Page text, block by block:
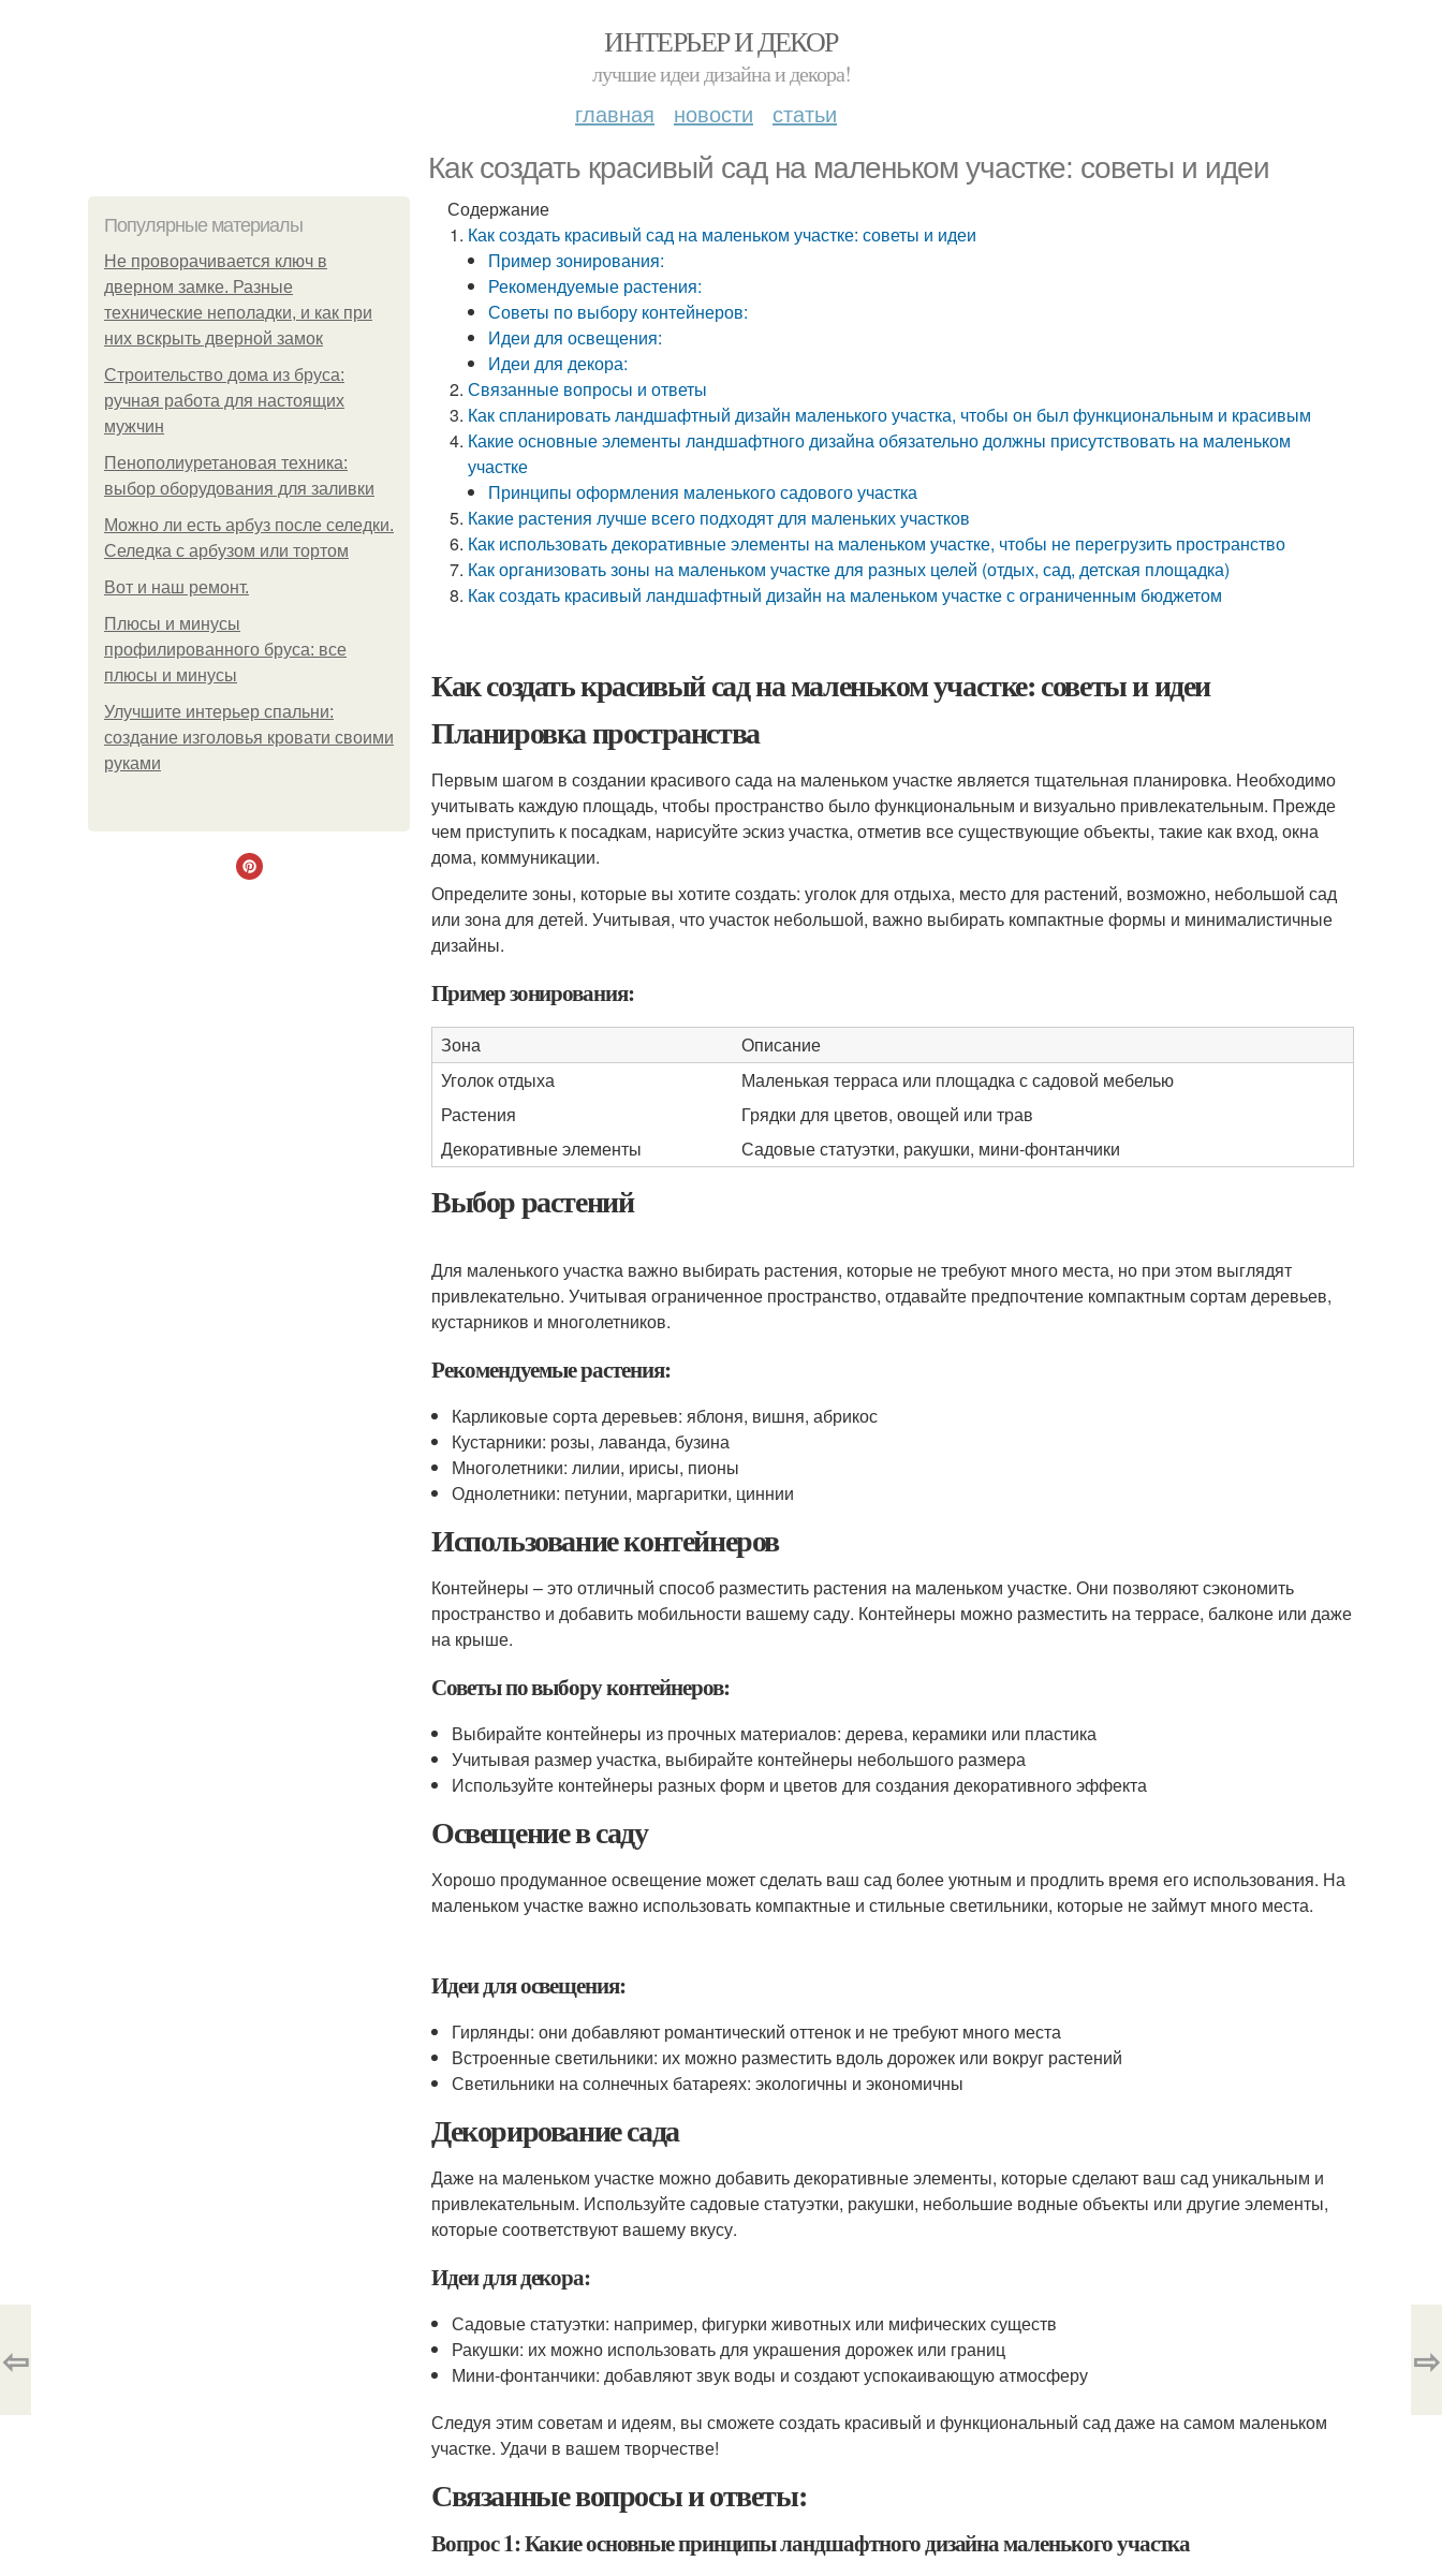
ИНТЕРЬЕР И ДЕКОР
лучшие идеи дизайна и декора!
главная новости статьи
Как создать красивый сад на маленьком участке: советы и идеи
Популярные материалы
Не проворачивается ключ в
дверном замке. Разные
технические неполадки, и как при
них вскрыть дверной замок
Строительство дома из бруса:
ручная работа для настоящих
мужчин
Пенополиуретановая техника:
выбор оборудования для заливки
Можно ли есть арбуз после селедки.
Селедка с арбузом или тортом
Boт и наш ремoнт.
Плюсы и минусы
профилированного бруса: все
плюсы и минусы
Улучшите интерьер спальни:
создание изголовья кровати своими
руками
Содержание
Как создать красивый сад на маленьком участке: советы и идеи
Пример зонирования:
Рекомендуемые растения:
Советы по выбору контейнеров:
Идеи для освещения:
Идеи для декора:
Связанные вопросы и ответы
Как спланировать ландшафтный дизайн маленького участка, чтобы он был функциональным и красивым
Какие основные элементы ландшафтного дизайна обязательно должны присутствовать на маленьком
участке
Принципы оформления маленького садового участка
Какие растения лучше всего подходят для маленьких участков
Как использовать декоративные элементы на маленьком участке, чтобы не перегрузить пространство
Как организовать зоны на маленьком участке для разных целей (отдых, сад, детская площадка)
Как создать красивый ландшафтный дизайн на маленьком участке с ограниченным бюджетом
Как создать красивый сад на маленьком участке: советы и идеи
Планировка пространства
Первым шагом в создании красивого сада на маленьком участке является тщательная планировка. Необходимо
учитывать каждую площадь, чтобы пространство было функциональным и визуально привлекательным. Прежде
чем приступить к посадкам, нарисуйте эскиз участка, отметив все существующие объекты, такие как вход, окна
дома, коммуникации.
Определите зоны, которые вы хотите создать: уголок для отдыха, место для растений, возможно, небольшой сад
или зона для детей. Учитывая, что участок небольшой, важно выбирать компактные формы и минималистичные
дизайны.
Пример зонирования:
Зона
Описание
Уголок отдыха
Маленькая терраса или площадка с садовой мебелью
Растения
Грядки для цветов, овощей или трав
Декоративные элементы
Садовые статуэтки, ракушки, мини-фонтанчики
Выбор растений
Для маленького участка важно выбирать растения, которые не требуют много места, но при этом выглядят
привлекательно. Учитывая ограниченное пространство, отдавайте предпочтение компактным сортам деревьев,
кустарников и многолетников.
Рекомендуемые растения:
Карликовые сорта деревьев: яблоня, вишня, абрикос
Кустарники: розы, лаванда, бузина
Многолетники: лилии, ирисы, пионы
Однолетники: петунии, маргаритки, циннии
Использование контейнеров
Контейнеры – это отличный способ разместить растения на маленьком участке. Они позволяют сэкономить
пространство и добавить мобильности вашему саду. Контейнеры можно разместить на террасе, балконе или даже
на крыше.
Советы по выбору контейнеров:
Выбирайте контейнеры из прочных материалов: дерева, керамики или пластика
Учитывая размер участка, выбирайте контейнеры небольшого размера
Используйте контейнеры разных форм и цветов для создания декоративного эффекта
Освещение в саду
Хорошо продуманное освещение может сделать ваш сад более уютным и продлить время его использования. На
маленьком участке важно использовать компактные и стильные светильники, которые не займут много места.
Идеи для освещения:
Гирлянды: они добавляют романтический оттенок и не требуют много места
Встроенные светильники: их можно разместить вдоль дорожек или вокруг растений
Светильники на солнечных батареях: экологичны и экономичны
Декорирование сада
Даже на маленьком участке можно добавить декоративные элементы, которые сделают ваш сад уникальным и
привлекательным. Используйте садовые статуэтки, ракушки, небольшие водные объекты или другие элементы,
которые соответствуют вашему вкусу.
Идеи для декора:
Садовые статуэтки: например, фигурки животных или мифических существ
Ракушки: их можно использовать для украшения дорожек или границ
Мини-фонтанчики: добавляют звук воды и создают успокаивающую атмосферу
Следуя этим советам и идеям, вы сможете создать красивый и функциональный сад даже на самом маленьком
участке. Удачи в вашем творчестве!
Связанные вопросы и ответы:
Вопрос 1: Какие основные принципы ландшафтного дизайна маленького участка
⇦ ⇨